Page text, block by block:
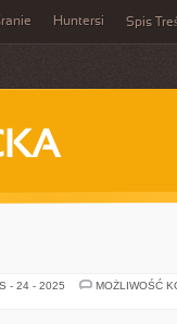
Huntersi Spis
- 24 - 2025
MOŻLIWOŚĆ